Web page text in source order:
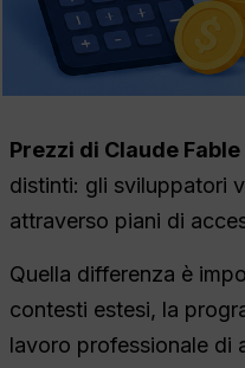
Prezzi di Claude Fable
distinti: gli sviluppatori
attraverso piani di
Quella differenza è
contesti estesi, la
lavoro professionale di